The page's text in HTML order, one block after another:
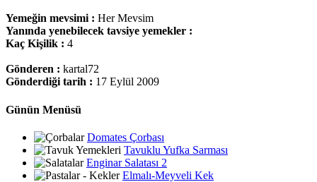
Yemeğin mevsimi : Her Mevsim
Yanında yenebilecek tavsiye yemekler :
Kaç Kişilik : 4
Gönderen : kartal72
Gönderdiği tarih : 17 Eylül 2009
Günün Menüsü
Domates Çorbası
Tavuklu Yufka Sarması
Enginar Salatası 2
Elmalı-Meyveli Kek